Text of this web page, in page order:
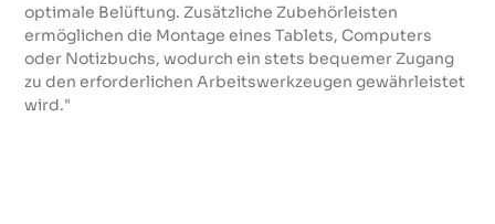
optimale Belüftung. Zusätzliche Zubehörleisten
ermöglichen die Montage eines Tablets, Computers
oder Notizbuchs, wodurch ein stets bequemer Zugang
zu den erforderlichen Arbeitswerkzeugen gewährleistet
wird."